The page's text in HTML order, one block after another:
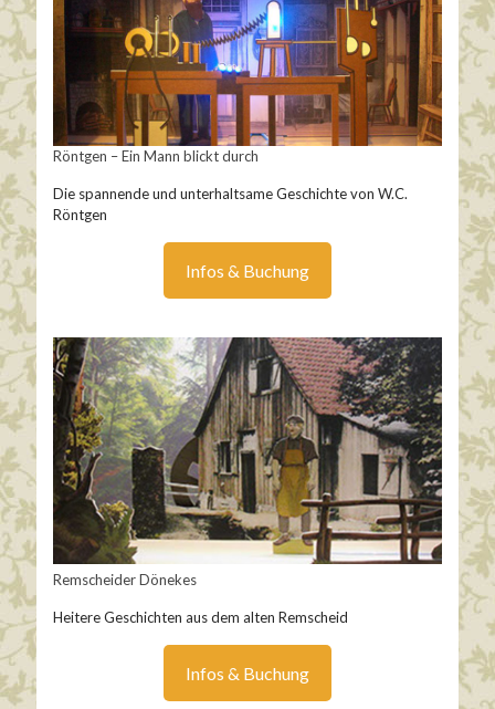
Röntgen – Ein Mann blickt durch
Die spannende und unterhaltsame Geschichte von W.C.
Röntgen
Infos & Buchung
Remscheider Dönekes
Heitere Geschichten aus dem alten Remscheid
Infos & Buchung